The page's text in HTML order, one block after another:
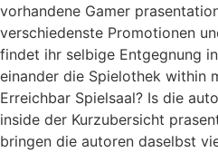
vorhandene Gamer
verschiedenste Promotionen
findet ihr selbige Entgegnung
einander die Spielothek within
Erreichbar Spielsaal? Is die
inside der Kurzubersicht
bringen die autoren daselbst